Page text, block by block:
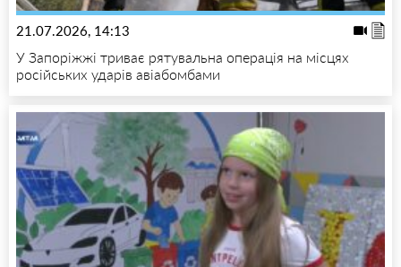
21.07.2026, 14:13
У Запоріжжі триває рятувальна операція на місцях
російських ударів авіабомбами